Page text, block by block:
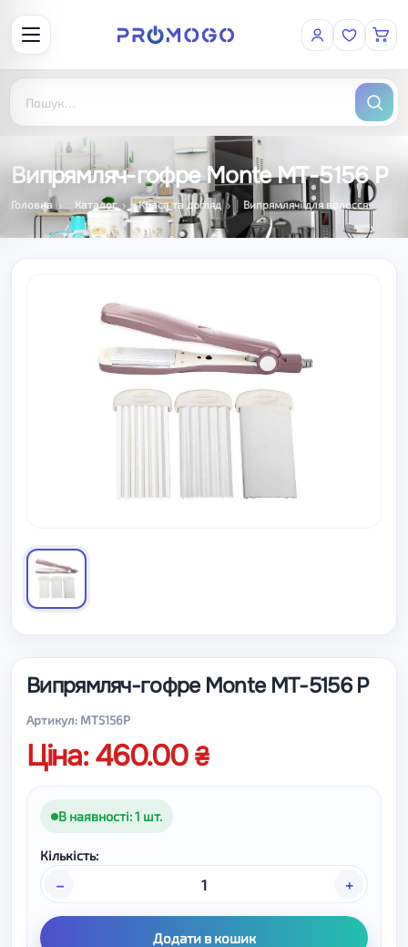
Випрямляч-гофре Monte MT-5156 P
Головна Каталог Краса та догляд Випрямлячі для волосся
Випрямляч-гофре Monte MT-5156 P
Артикул: MT5156P
Ціна: 460.00
В наявності: 1 шт.
Кількість:
– +
Додати в кошик